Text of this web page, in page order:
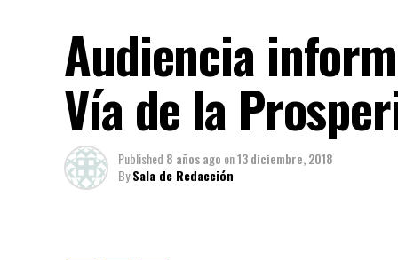
Audiencia
Vía de la
Published 8 años ago on13 diciembre, 2018
BySala de Redacción